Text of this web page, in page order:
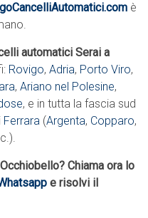
è
automatici Serai a
Rovigo,Adria, Porto Viro,
,Ariano nel Polesine,
, e in tutta la fascia sud
Ferrara (Argenta, Copparo,
Chiama ora lo
e risolvi il